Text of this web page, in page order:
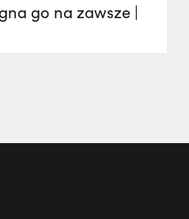
go na zawsze |